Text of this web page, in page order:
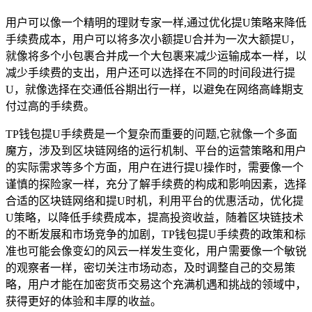
用户可以像一个精明的理财专家一样,通过优化提U策略来降低
手续费成本，用户可以将多次小额提U合并为一次大额提U，
就像将多个小包裹合并成一个大包裹来减少运输成本一样，以
减少手续费的支出，用户还可以选择在不同的时间段进行提
U，就像选择在交通低谷期出行一样，以避免在网络高峰期支
付过高的手续费。
TP钱包提U手续费是一个复杂而重要的问题,它就像一个多面
魔方，涉及到区块链网络的运行机制、平台的运营策略和用户
的实际需求等多个方面，用户在进行提U操作时，需要像一个
谨慎的探险家一样，充分了解手续费的构成和影响因素，选择
合适的区块链网络和提U时机，利用平台的优惠活动，优化提
U策略，以降低手续费成本，提高投资收益，随着区块链技术
的不断发展和市场竞争的加剧，TP钱包提U手续费的政策和标
准也可能会像变幻的风云一样发生变化，用户需要像一个敏锐
的观察者一样，密切关注市场动态，及时调整自己的交易策
略，用户才能在加密货币交易这个充满机遇和挑战的领域中，
获得更好的体验和丰厚的收益。